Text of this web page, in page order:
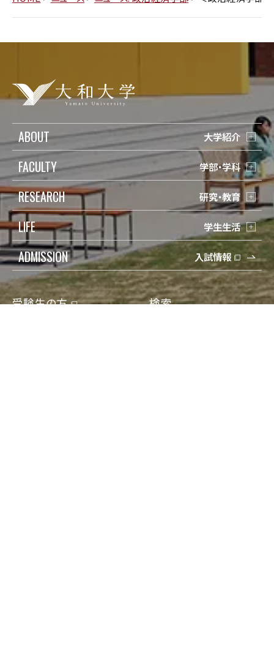
ABOUT 大学紹介
FACULTY 学部・学科
RESEARCH 研究・教育
LIFE 学生生活
ADMISSION 入試情報
受験生の方
検索